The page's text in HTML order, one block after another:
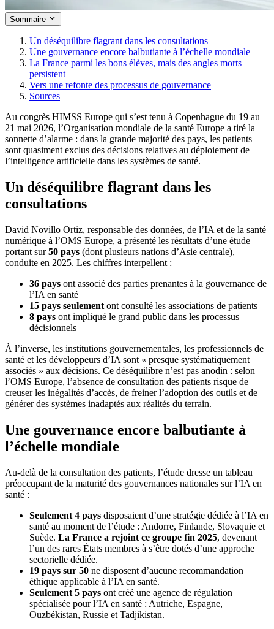
Sommaire
Un déséquilibre flagrant dans les consultations
Une gouvernance encore balbutiante à l’échelle mondiale
La France parmi les bons élèves, mais des angles morts
persistent
Vers une refonte des processus de gouvernance
Sources
Au congrès HIMSS Europe qui s’est tenu à Copenhague du 19 au
21 mai 2026, l’Organisation mondiale de la santé Europe a tiré la
sonnette d’alarme : dans la grande majorité des pays, les patients
sont quasiment exclus des décisions relatives au déploiement de
l’intelligence artificielle dans les systèmes de santé.
Un déséquilibre flagrant dans les
consultations
David Novillo Ortiz, responsable des données, de l’IA et de la santé
numérique à l’OMS Europe, a présenté les résultats d’une étude
portant sur50 pays (dont plusieurs nations d’Asie centrale),
conduite en 2025. Les chiffres interpellent :
36 pays ont associé des parties prenantes à la gouvernance de
l’IA en santé
15 pays seulement ont consulté les associations de patients
8 pays ont impliqué le grand public dans les processus
décisionnels
À l’inverse, les institutions gouvernementales, les professionnels de
santé et les développeurs d’IA sont « presque systématiquement
associés » aux décisions. Ce déséquilibre n’est pas anodin : selon
l’OMS Europe, l’absence de consultation des patients risque de
creuser les inégalités d’accès, de freiner l’adoption des outils et de
générer des systèmes inadaptés aux réalités du terrain.
Une gouvernance encore balbutiante à
l’échelle mondiale
Au-delà de la consultation des patients, l’étude dresse un tableau
préoccupant de la maturité des gouvernances nationales sur l’IA en
santé :
Seulement 4 pays disposaient d’une stratégie dédiée à l’IA en
santé au moment de l’étude : Andorre, Finlande, Slovaquie et
Suède. La France a rejoint ce groupe fin 2025, devenant
l’un des rares États membres à s’être dotés d’une approche
sectorielle dédiée.
19 pays sur 50 ne disposent d’aucune recommandation
éthique applicable à l’IA en santé.
Seulement 5 pays ont créé une agence de régulation
spécialisée pour l’IA en santé : Autriche, Espagne,
Ouzbékistan, Russie et Tadjikistan.